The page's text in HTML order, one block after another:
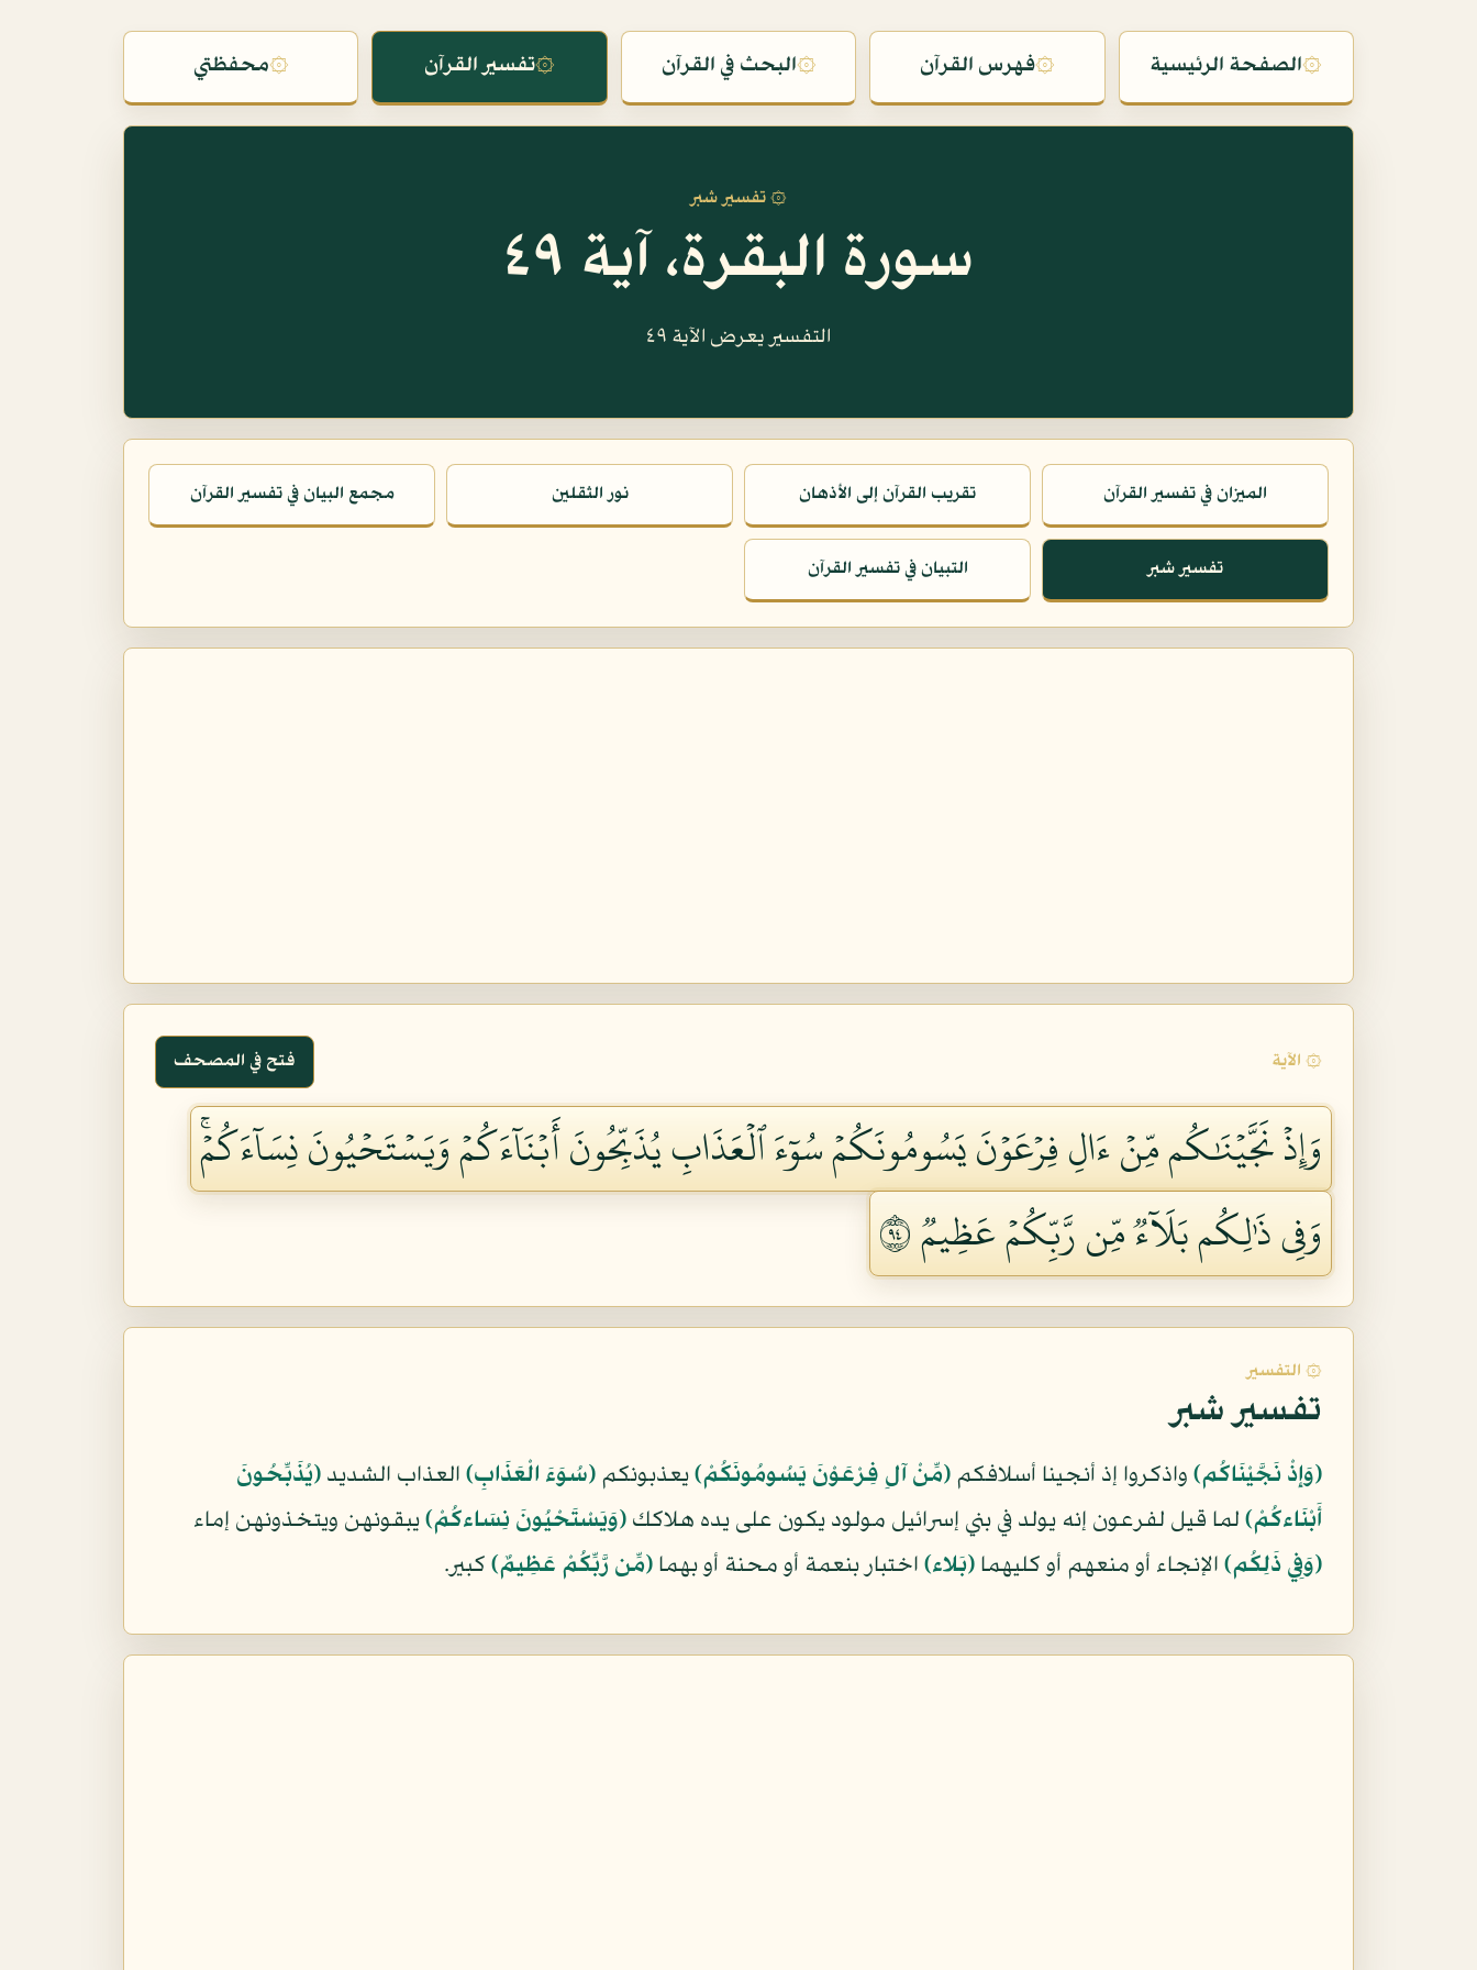
۞الصفحة الرئيسية ۞فهرس القرآن ۞البحث في القرآن ۞تفسير القرآن ۞محفظتي
۞ تفسير شبر
سورة البقرة، آية ٤٩
التفسير يعرض الآية ٤٩
الميزان في تفسير القرآن تقريب القرآن إلى الأذهان نور الثقلين مجمع البيان في تفسير القرآن
تفسير شبر التبيان في تفسير القرآن
۞ الآية فتح في المصحف
وَإِذۡ نَجَّيۡنَٰكُم مِّنۡ ءَالِ فِرۡعَوۡنَ يَسُومُونَكُمۡ سُوٓءَ ٱلۡعَذَابِ يُذَبِّحُونَ أَبۡنَآءَكُمۡ وَيَسۡتَحۡيُونَ نِسَآءَكُمۡۚ
وَفِي ذَٰلِكُم بَلَآءٞ مِّن رَّبِّكُمۡ عَظِيمٞ ٤٩
۞ التفسير
تفسير شبر
﴿وَإِذْ نَجَّيْنَاكُم﴾ واذكروا إذ أنجينا أسلافكم ﴿مِّنْ آلِ فِرْعَوْنَ يَسُومُونَكُمْ﴾يعذبونكم ﴿سُوَءَ الْعَذَابِ﴾ العذاب الشديد ﴿يُذَبِّحُونَ
أَبْنَاءكُمْ﴾ لما قيل لفرعون إنه يولد في بني إسرائيل مولود يكون على يده هلاكك ﴿وَيَسْتَحْيُونَ نِسَاءكُمْ﴾يبقونهن ويتخذونهن إماء
﴿وَفِي ذَلِكُم﴾ الإنجاء أو منعهم أو كليهما ﴿بَلاء﴾ اختبار بنعمة أو محنة أو بهما ﴿مِّن رَّبِّكُمْ عَظِيمٌ﴾ كبير.